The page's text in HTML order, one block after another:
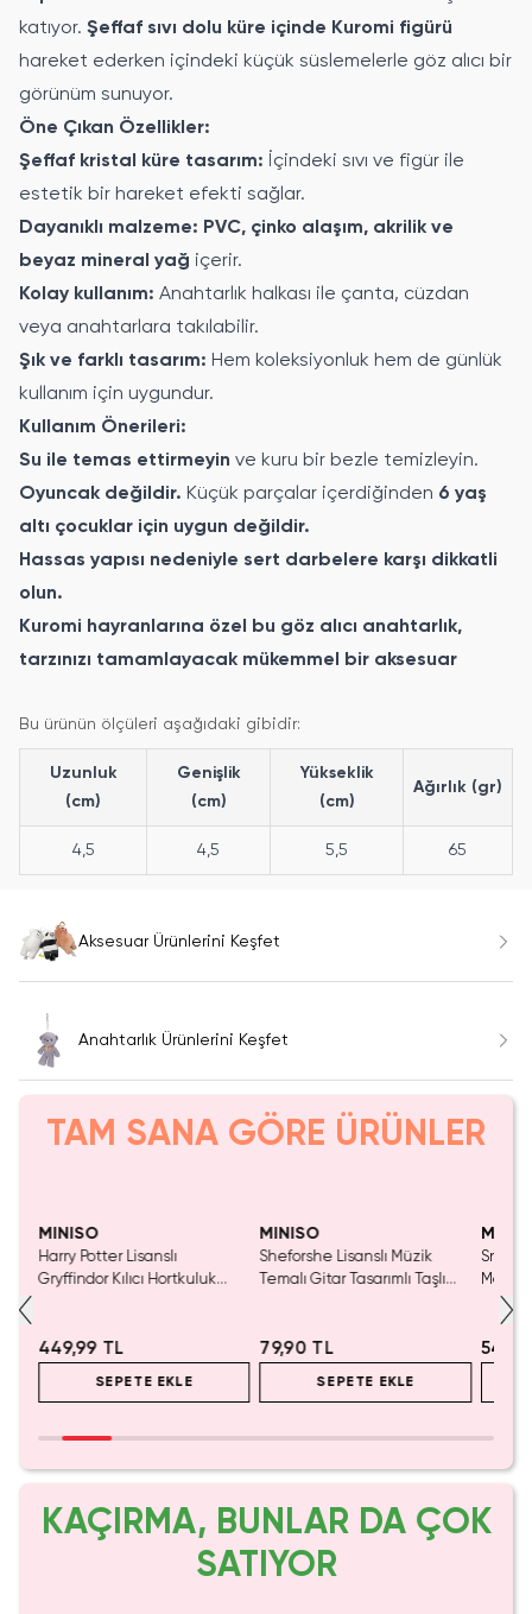
katıyor. Şeffaf sıvı dolu küre içinde Kuromi figürü
hareket ederken içindeki küçük süslemelerle göz alıcı bir
görünüm sunuyor.
Öne Çıkan Özellikler:
Şeffaf kristal küre tasarım: İçindeki sıvı ve figür ile
estetik bir hareket efekti sağlar.
Dayanıklı malzeme: PVC, çinko alaşım, akrilik ve
beyaz mineral yağ içerir.
Kolay kullanım: Anahtarlık halkası ile çanta, cüzdan
veya anahtarlara takılabilir.
Şık ve farklı tasarım: Hem koleksiyonluk hem de günlük
kullanım için uygundur.
Kullanım Önerileri:
Su ile temas ettirmeyin ve kuru bir bezle temizleyin.
Oyuncak değildir. Küçük parçalar içerdiğinden 6 yaş
altı çocuklar için uygun değildir.
Hassas yapısı nedeniyle sert darbelere karşı dikkatli
olun.
Kuromi hayranlarına özel bu göz alıcı anahtarlık,
tarzınızı tamamlayacak mükemmel bir aksesuar
Bu ürünün ölçüleri aşağıdaki gibidir:
Uzunluk
(cm)
Genişlik
(cm)
Yükseklik
(cm)
Ağırlık (gr)
4,5 4,5 5,5 65
Aksesuar Ürünlerini Keşfet
Anahtarlık Ürünlerini Keşfet
TAM SANA GÖRE ÜRÜNLER
MINISO
Harry Potter Lisanslı
Gryffindor Kılıcı Hortkuluk
449,99 TL
SEPETE EKLE
MINISO
Sheforshe Lisanslı Müzik
Temalı Gitar Tasarımlı Taşlı
79,90 TL
SEPETE EKLE
KAÇIRMA, BUNLAR DA ÇOK
SATIYOR